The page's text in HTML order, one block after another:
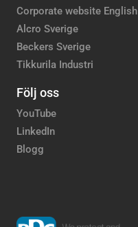
Corporate website English
Alcro Sverige
Beckers Sverige
Tikkurila Industri
Följ oss
YouTube
LinkedIn
Blogg